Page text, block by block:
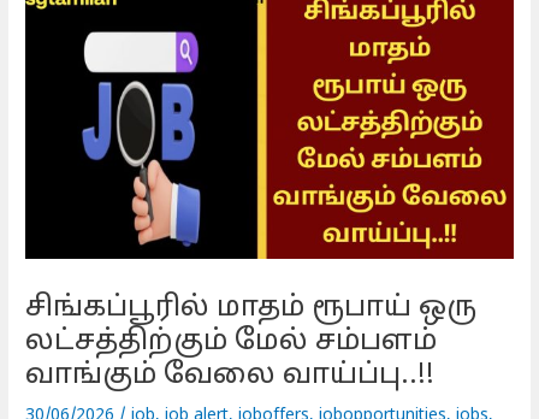
சிங்கப்பூரில் மாதம் ரூபாய் ஒரு
லட்சத்திற்கும் மேல் சம்பளம்
வாங்கும் வேலை வாய்ப்பு..!!